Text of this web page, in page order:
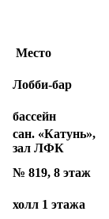
Место
Лобби-бар
бассейн
сан. «Катунь»,
зал ЛФК
№ 819, 8 этаж
холл 1 этажа